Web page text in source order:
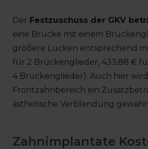
Der Festzuschuss der GKV
eine Brücke mit einem
größere Lücken entsprechend
für 2 Brückenglieder, 433,88 €
4 Brückenglieder). Auch hier
Frontzahnbereich ein
ästhetische Verblendung
Zahnimplantate